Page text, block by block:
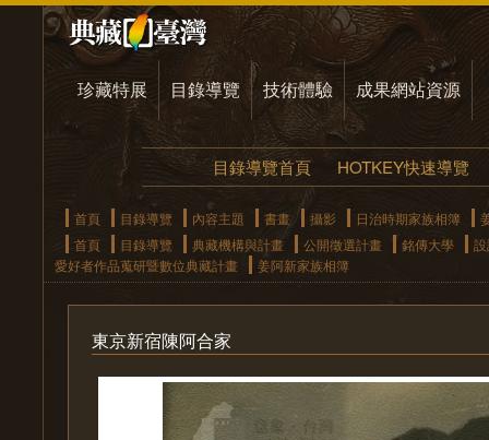
珍藏特展 目錄導覽 技術體驗 成果網站資源
目錄導覽首頁 HOTKEY快速導覽
首頁 目錄導覽 內容主題 書畫 攝影 日治時期家族相簿
首頁
目錄導覽 典藏機構與計畫 公開徵選計畫 銘傳大學
愛好者作品蒐研暨數位典藏計畫
姜阿新家族相簿
東京新宿陳阿合家